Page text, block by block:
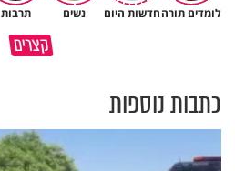
לומדים תורהחדשות היום נשים תרבות
קצריםברכה או קללה? הכל בידים שלנו
כתבות נוספות